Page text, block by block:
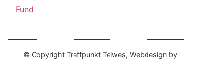
© Copyright Treffpunkt Teiwes, Webdesign by